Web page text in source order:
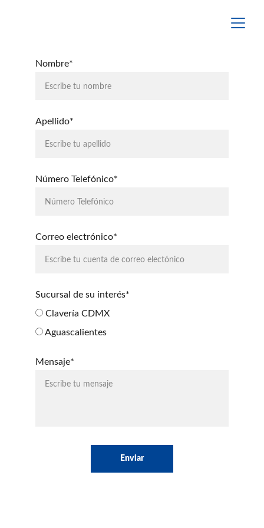
Nombre*
Apellido*
Número Telefónico*
Correo electrónico*
Sucursal de su interés*
Clavería CDMX
Aguascalientes
Mensaje*
Enviar